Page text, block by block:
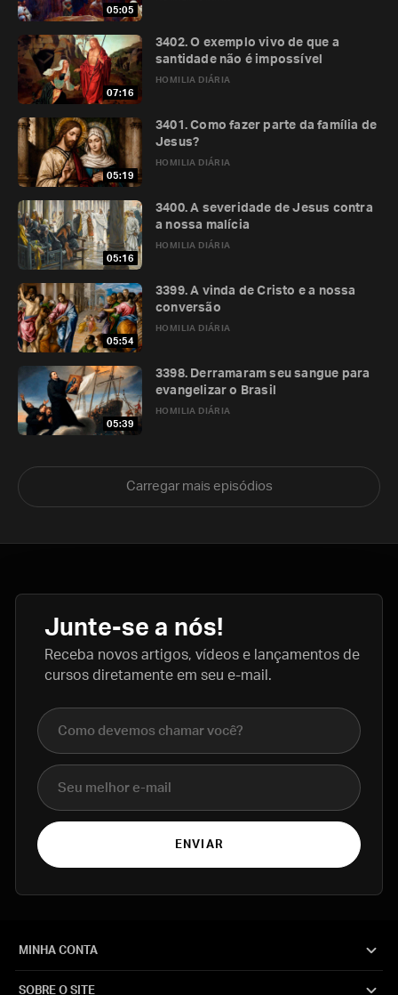
05:05
07:16
HOMILIA DIÁRIA
3402. O exemplo vivo de que a
santidade não é impossível
05:19
HOMILIA DIÁRIA
3401. Como fazer parte da família de
Jesus?
05:16
HOMILIA DIÁRIA
3400. A severidade de Jesus contra
a nossa malícia
05:54
HOMILIA DIÁRIA
3399. A vinda de Cristo e a nossa
conversão
05:39
HOMILIA DIÁRIA
3398. Derramaram seu sangue para
evangelizar o Brasil
Carregar mais episódios
Junte-se a nós!
Receba novos artigos, vídeos e lançamentos de
cursos diretamente em seu e-mail.
Nome completo
E-mail
ENVIAR
MINHA CONTA
SOBRE O SITE